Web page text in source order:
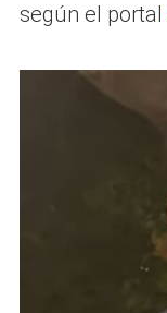
según el portal